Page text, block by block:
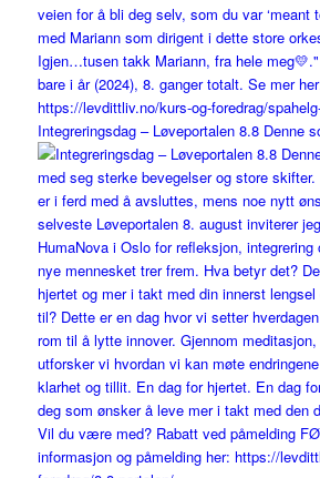
Integreringsdag – Løveportalen 8.8 Denne